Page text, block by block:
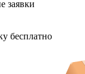
заявки
бесплатно